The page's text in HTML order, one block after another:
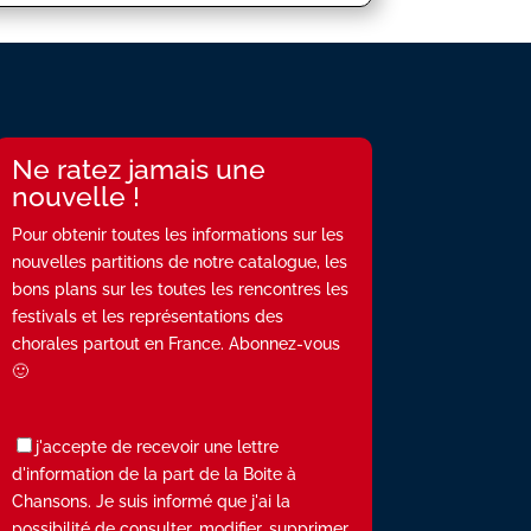
Ne ratez jamais une
nouvelle !
Pour obtenir toutes les informations sur les
nouvelles partitions de notre catalogue, les
bons plans sur les toutes les rencontres les
festivals et les représentations des
chorales partout en France. Abonnez-vous
🙂
j'accepte de recevoir une lettre
d'information de la part de la Boite à
Chansons. Je suis informé que j'ai la